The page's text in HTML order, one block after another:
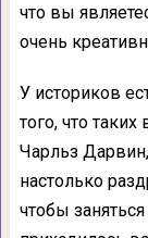
что вы
очень
У историков
того, что
Чарльз
настолько
чтобы